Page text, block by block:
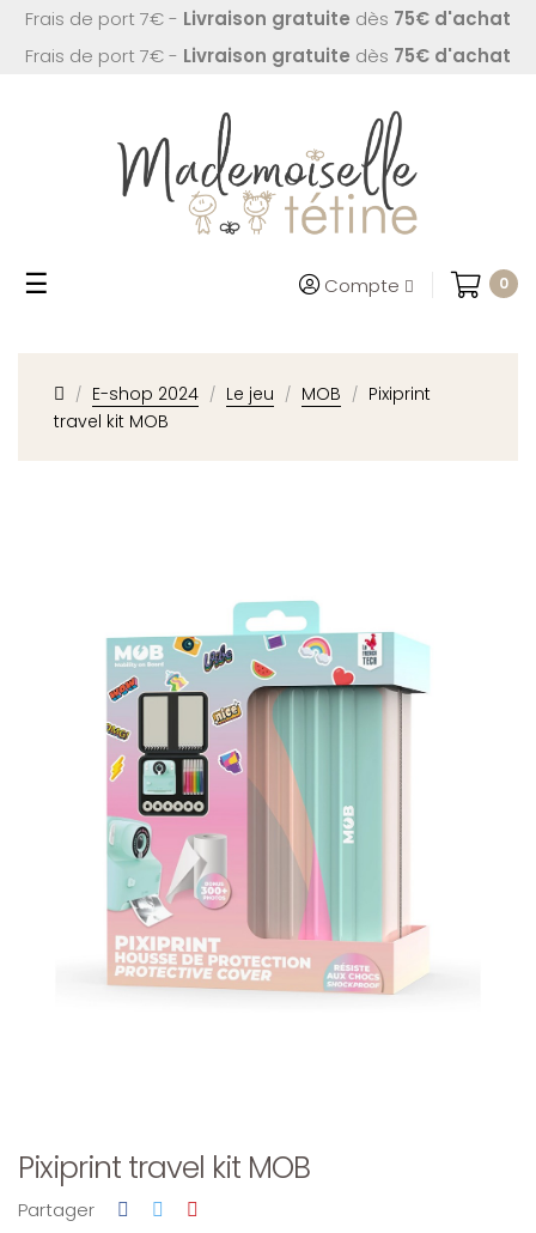
Frais de port 7€ - Livraison gratuite dès 75€ d'achat
Frais de port 7€ - Livraison gratuite dès 75€ d'achat
Basculer
☰ Compte 0
E-shop 2024 Le jeu MOB
Pixiprint
travel kit MOB
Pixiprint travel kit MOB
Partager